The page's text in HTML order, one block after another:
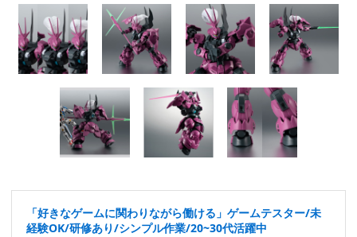
「好きなゲームに関わりながら働ける」ゲームテスター/未
経験OK/研修あり/シンプル作業/20~30代活躍中